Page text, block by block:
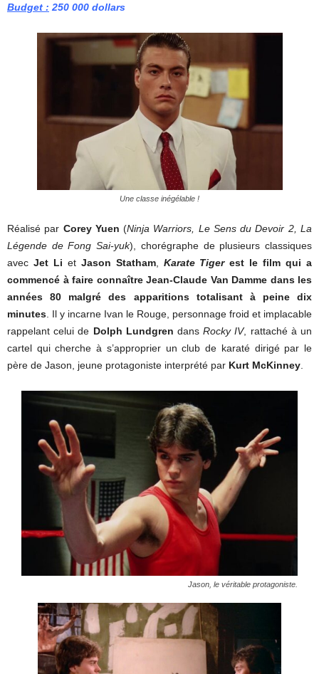
Budget : 250 000 dollars
Une classe inégélable !
Réalisé par Corey Yuen (Ninja Warriors, Le Sens du Devoir 2, La
Légende de Fong Sai-yuk), chorégraphe de plusieurs classiques
avec Jet Li et Jason Statham, Karate Tigerest le film qui a
commencé à faire connaître Jean-Claude Van Damme dans les
années 80 malgré des apparitions totalisant à peine dix
minutes . Il y incarne Ivan le Rouge, personnage froid et implacable
rappelant celui de Dolph Lundgren dansRocky IV, rattaché à un
cartel qui cherche à s’approprier un club de karaté dirigé par le
père de Jason, jeune protagoniste interprété par Kurt McKinney
Jason, le véritable protagoniste.